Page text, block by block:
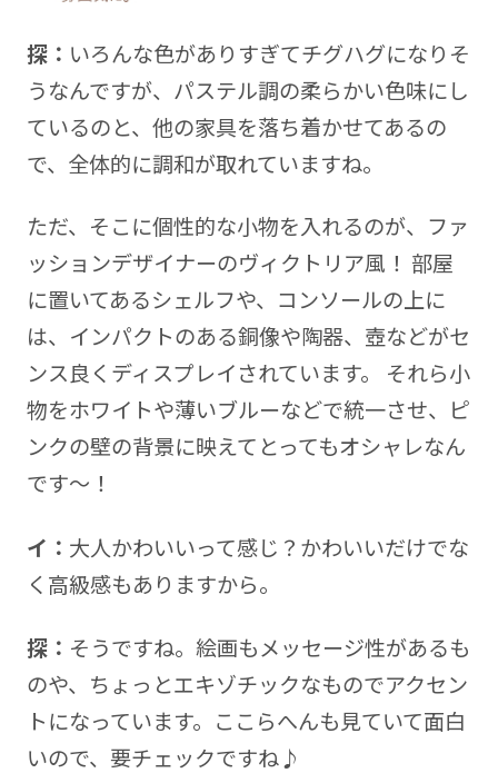
探： いろんな色がありすぎてチグハグになりそ
うなんですが、パステル調の柔らかい色味にし
ているのと、他の家具を落ち着かせてあるの
で、全体的に調和が取れていますね。
ただ、そこに個性的な小物を入れるのが、ファ
ッションデザイナーのヴィクトリア風！ 部屋
に置いてあるシェルフや、コンソールの上に
は、インパクトのある銅像や陶器、壺などがセ
ンス良くディスプレイされています。 それら小
物をホワイトや薄いブルーなどで統一させ、ピ
ンクの壁の背景に映えてとってもオシャレなん
です～！
イ： 大人かわいいって感じ？かわいいだけでな
く高級感もありますから。
探： そうですね。絵画もメッセージ性があるも
のや、ちょっとエキゾチックなものでアクセン
トになっています。ここらへんも見ていて面白
いので、要チェックですね♪